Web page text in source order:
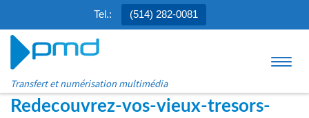
Tel.: (514) 282-0081
Transfert et numérisation multimédia
Redecouvrez-vos-vieux-tresors-